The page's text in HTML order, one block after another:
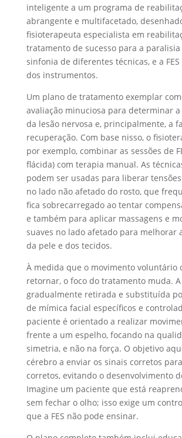
inteligente a um programa de
abrangente e multifacetado,
fisioterapeuta especialista em
tratamento de sucesso para a
sinfonia de diferentes técnicas, e a
dos instrumentos.
Um plano de tratamento exemplar
avaliação minuciosa para determinar a
da lesão nervosa e, principalmente, a
recuperação. Com base nisso, o
por exemplo, combinar as sessões de
flácida) com terapia manual. As
podem ser usadas para liberar
no lado não afetado do rosto, que
fica sobrecarregado ao tentar
e também para aplicar massagens e
suaves no lado afetado para melhorar
da pele e dos tecidos.
À medida que o movimento voluntário
retornar, o foco do tratamento muda. A
gradualmente retirada e substituída
de mímica facial específicos e
paciente é orientado a realizar
frente a um espelho, focando na
simetria, e não na força. O objetivo
cérebro a enviar os sinais corretos
corretos, evitando o desenvolvimento
Imagine um paciente que está
sem fechar o olho; isso exige um
que a FES não pode ensinar.